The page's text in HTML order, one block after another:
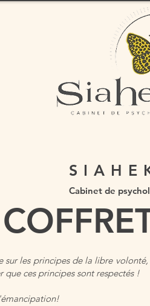
Cabinet de
sur les principes de la libre
que ces principes sont respectés !